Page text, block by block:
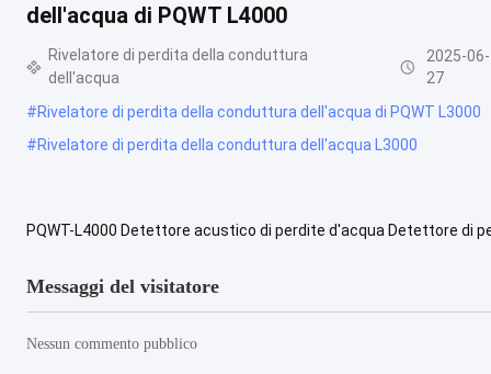
dell'acqua di PQWT L4000
Rivelatore di perdita della conduttura
dell'acqua
2025-06-
27
#Rivelatore di perdita della conduttura dell'acqua di PQWT L3000
#Rivelatore di perdita della conduttura dell'acqua L3000
PQWT-L4000 Detettore acustico di perdite d'acqua Detettore di
Messaggi del visitatore
Nessun commento pubblico